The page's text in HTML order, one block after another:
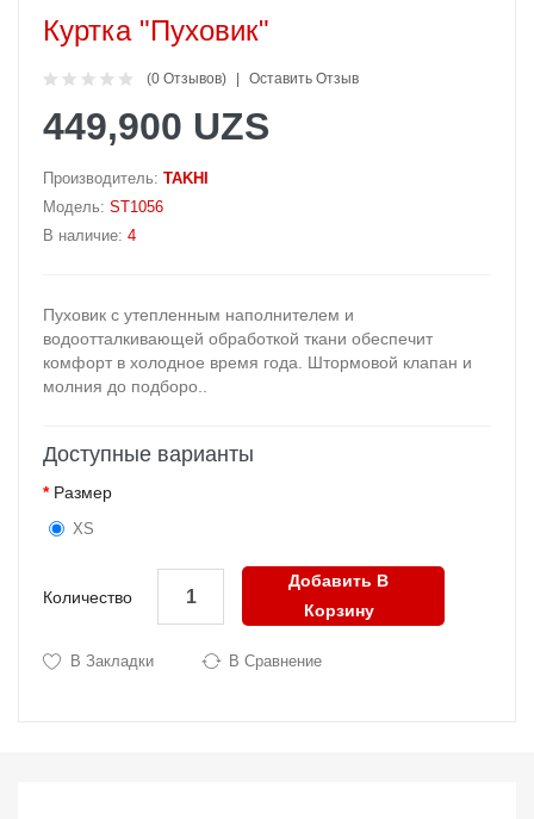
Куртка "Пуховик"
(0 Отзывов) Оставить Отзыв
449,900 UZS
Производитель: TAKHI
Модель: ST1056
В наличие: 4
Пуховик с утепленным наполнителем и
водоотталкивающей обработкой ткани обеспечит
комфорт в холодное время года. Штормовой клапан и
молния до подборо..
Доступные варианты
Размер
XS
Количество
Добавить В
Корзину
В Закладки В Сравнение